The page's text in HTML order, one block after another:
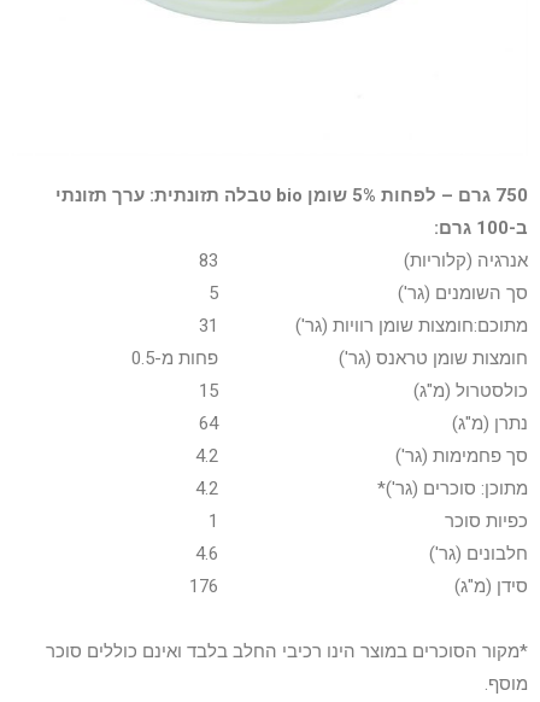
750 גרם – לפחות 5% שומן bio
טבלה תזונתית: ערך תזונתי
ב-100 גרם:
אנרגיה (קלוריות)
83
סך השומנים (גר')
5
מתוכם:חומצות שומן רוויות (גר')
31
חומצות שומן טראנס (גר')
פחות מ-0.5
כולסטרול (מ"ג)
15
נתרן (מ"ג)
64
סך פחמימות (גר')
4.2
מתוכן: סוכרים (גר')*
4.2
כפיות סוכר
1
חלבונים (גר')
4.6
סידן (מ"ג)
176
*מקור הסוכרים במוצר הינו רכיבי החלב בלבד ואינם כוללים סוכר
מוסף.